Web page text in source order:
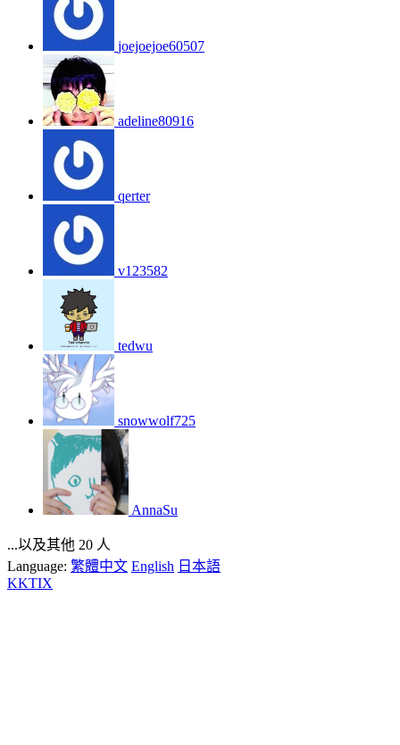
joejoejoe60507
adeline80916
qerter
v123582
tedwu
snowwolf725
AnnaSu
...以及其他 20 人
Language: 繁體中文 English 日本語
KKTIX